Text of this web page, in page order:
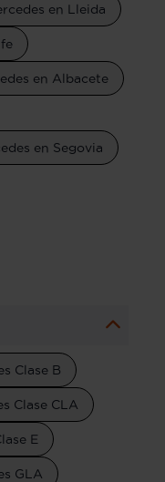
en Lleida
en Albacete
en Segovia
Clase B
Clase CLA
E
GLA